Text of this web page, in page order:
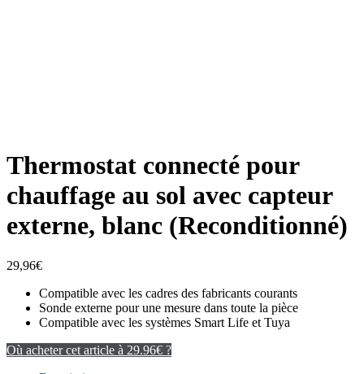
Thermostat connecté pour
chauffage au sol avec capteur
externe, blanc (Reconditionné)
29,96€
Compatible avec les cadres des fabricants courants
Sonde externe pour une mesure dans toute la pièce
Compatible avec les systèmes Smart Life et Tuya
Où acheter cet article à 29.96€ ?